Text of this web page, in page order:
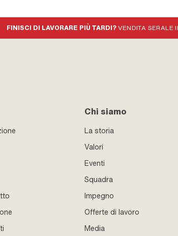
FINISCI DI LAVORARE PIÙ TARDI?VENDITA SERALE
Chi siamo
La storia
Valori
Eventi
Squadra
Impegno
Offerte di lavoro
Media